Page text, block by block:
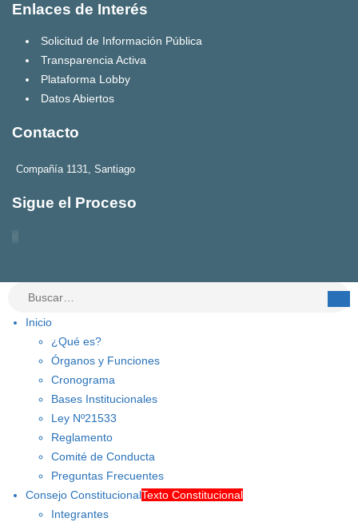
Enlaces de Interés
Solicitud de Información Pública
Transparencia Activa
Plataforma Lobby
Datos Abiertos
Contacto
Compañía 1131, Santiago
Sigue el Proceso
Inicio
¿Qué es?
Órganos y Funciones
Cronograma
Bases Institucionales
Ley Nº21533
Reglamento
Comité de Conducta
Preguntas Frecuentes
Consejo ConstitucionalTexto Constitucional
Integrantes